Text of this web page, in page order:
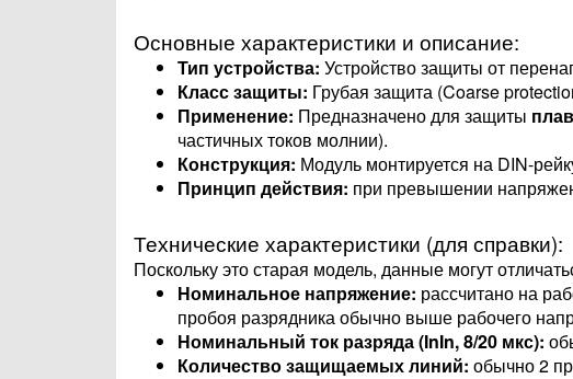
Основные характеристики и описание:
Тип устройства: Устройство защиты от
Класс защиты: Грубая защита (Coarse
Применение: Предназначено для защиты
частичных токов молнии).
Конструкция: Модуль монтируется на DIN-
Принцип действия: при превышении
Технические характеристики (для справки):
Поскольку это старая модель, данные могут
Номинальное напряжение: рассчитано на
пробоя разрядника обычно выше рабочего
Номинальный ток разряда (InIn​, 8/20 мкс):
Количество защищаемых линий: обычно 2